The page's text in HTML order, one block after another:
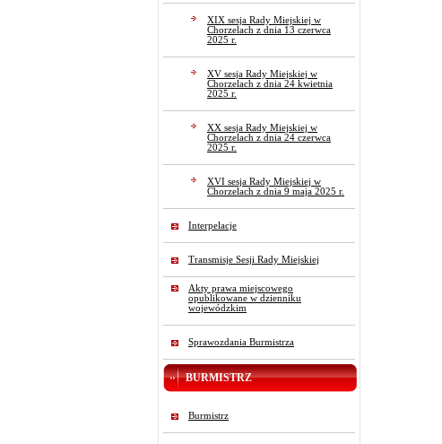
XIX sesja Rady Miejskiej w
Chorzelach z dnia 13 czerwca
2025 r.
XV sesja Rady Miejskiej w
Chorzelach z dnia 24 kwietnia
2025 r.
XX sesja Rady Miejskiej w
Chorzelach z dnia 24 czerwca
2025 r.
XVI sesja Rady Miejskiej w
Chorzelach z dnia 9 maja 2025 r.
Interpelacje
Transmisje Sesji Rady Miejskiej
Akty prawa miejscowego
opublikowane w dzienniku
wojewódzkim
Sprawozdania Burmistrza
BURMISTRZ
Burmistrz